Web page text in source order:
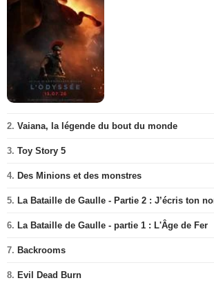
2. Vaiana, la légende du bout du monde
3. Toy Story 5
4. Des Minions et des monstres
5. La Bataille de Gaulle - Partie 2 : J’écris ton
6. La Bataille de Gaulle - partie 1 : L'Âge de Fer
7. Backrooms
8. Evil Dead Burn